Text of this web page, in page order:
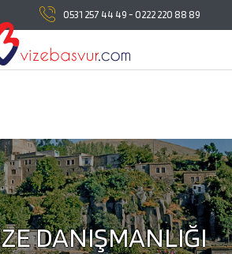
başvuru işlemlerinde
günümüzün sürekli değişen
farklı alanlarda hizmet vermeye,
eklemeye devam ediyor.
0531 257 44 49 - 0222 220 88 89
DANIŞMANLIĞI